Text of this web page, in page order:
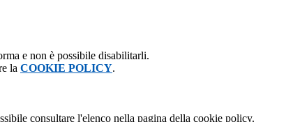
e non è possibile disabilitarli.
la COOKIE POLICY.
consultare l'elenco nella pagina della cookie policy.